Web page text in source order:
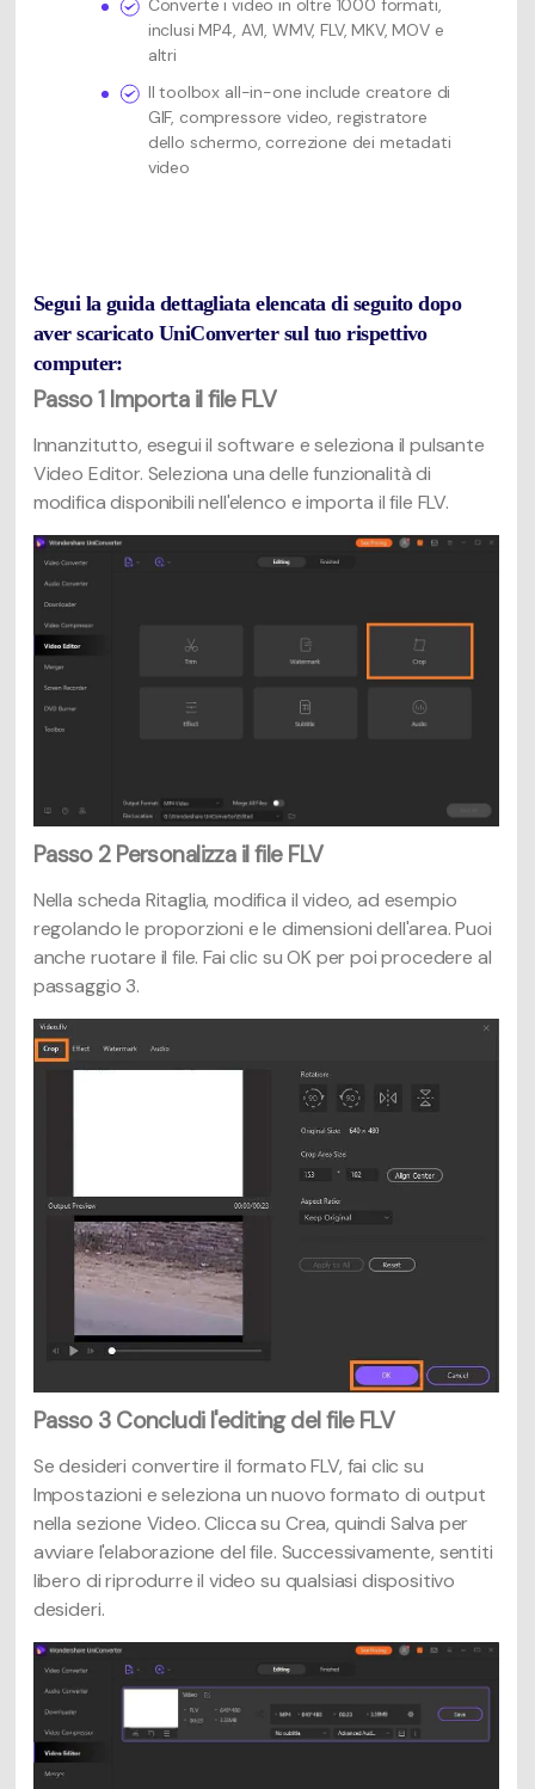
Converte i video in oltre 1000 formati,
inclusi MP4, AVI, WMV, FLV, MKV, MOV e
altri
Il toolbox all-in-one include creatore di
GIF, compressore video, registratore
dello schermo, correzione dei metadati
video
Segui la guida dettagliata elencata di seguito dopo
aver scaricato UniConverter sul tuo rispettivo
computer:
Passo 1 Importa il file FLV
Innanzitutto, esegui il software e seleziona il pulsante
Video Editor. Seleziona una delle funzionalità di
modifica disponibili nell'elenco e importa il file FLV.
Passo 2 Personalizza il file FLV
Nella scheda Ritaglia, modifica il video, ad esempio
regolando le proporzioni e le dimensioni dell'area. Puoi
anche ruotare il file. Fai clic su OK per poi procedere al
passaggio 3.
Passo 3 Concludi l'editing del file FLV
Se desideri convertire il formato FLV, fai clic su
Impostazioni e seleziona un nuovo formato di output
nella sezione Video. Clicca su Crea, quindi Salva per
avviare l'elaborazione del file. Successivamente, sentiti
libero di riprodurre il video su qualsiasi dispositivo
desideri.